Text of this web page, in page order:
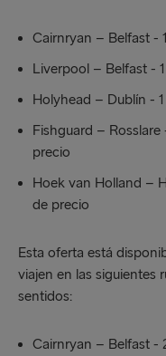
Cairnryan – Belfast -
Liverpool – Belfast -
Holyhead – Dublín -
Fishguard –
precio
Hoek van Holland –
de precio
Esta oferta está
viajen en las siguientes
sentidos:
Cairnryan – Belfast -